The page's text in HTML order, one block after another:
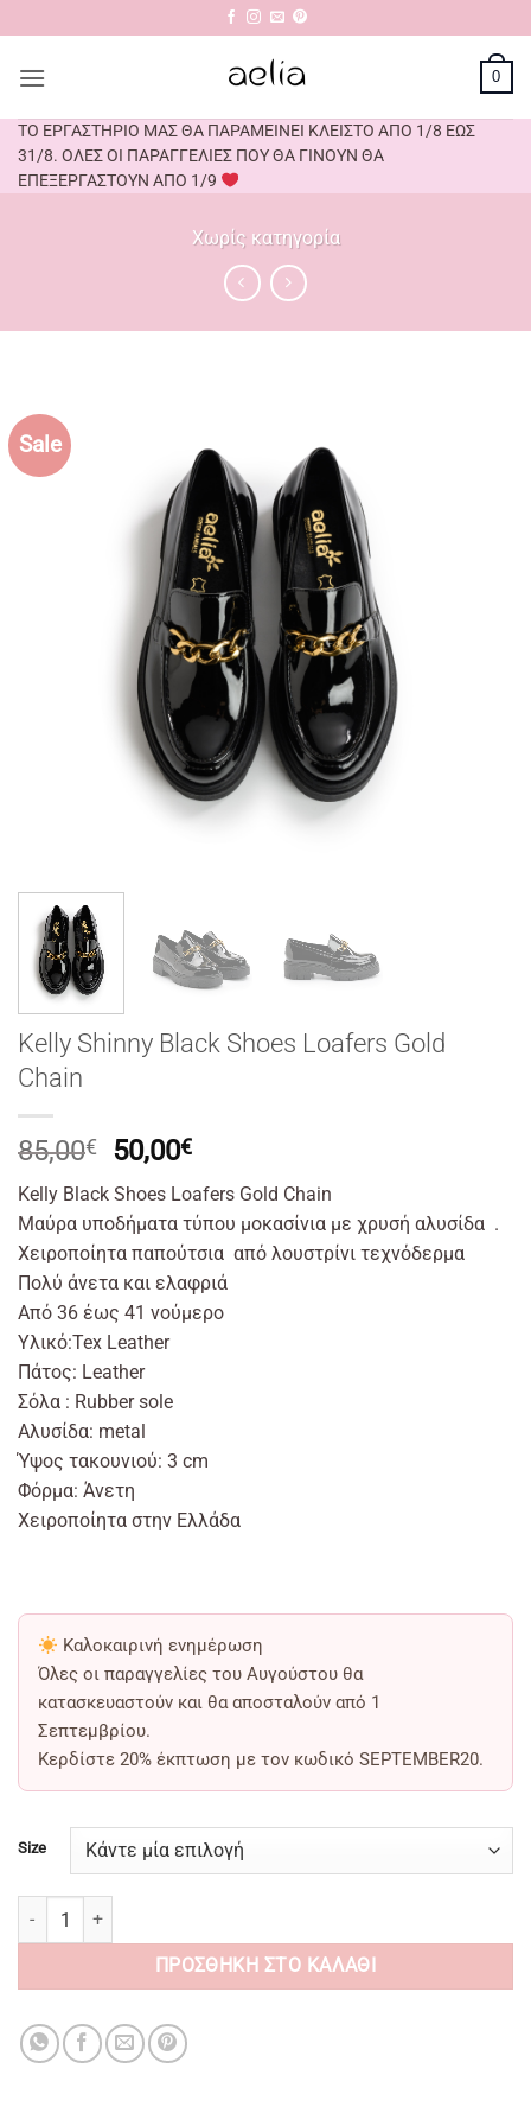
στο
περιεχόμενο
0
ΤΟ ΕΡΓΑΣΤΗΡΙΟ ΜΑΣ ΘΑ ΠΑΡΑΜΕΙΝΕΙ ΚΛΕΙΣΤΟ ΑΠΟ 1/8 ΕΩΣ
31/8. ΟΛΕΣ ΟΙ ΠΑΡΑΓΓΕΛΙΕΣ ΠΟΥ ΘΑ ΓΙΝΟΥΝ ΘΑ
ΕΠΕΞΕΡΓΑΣΤΟΥΝ ΑΠΟ 1/9
Χωρίς κατηγορία
Sale
Kelly Shinny Black Shoes Loafers Gold
Chain
85,00€
Original
was:
85,00€.
50,00€Η
τιμή
είναι:
50,00€.
Kelly Black Shoes Loafers Gold Chain
Μαύρα υποδήματα τύπου μοκασίνια με χρυσή αλυσίδα .
Χειροποίητα παπούτσια από λουστρίνι τεχνόδερμα
Πολύ άνετα και ελαφριά
Από 36 έως 41 νούμερο
Υλικό:Tex Leather
Πάτος: Leather
Σόλα : Rubber sole
Αλυσίδα: metal
Ύψος τακουνιού: 3 cm
Φόρμα: Άνετη
Χειροποίητα στην Ελλάδα
Καλοκαιρινή ενημέρωση
Όλες οι παραγγελίες του Αυγούστου θα
κατασκευαστούν και θα αποσταλούν από 1
Σεπτεμβρίου.
Κερδίστε 20% έκπτωση με τον κωδικό SEPTEMBER20.
Size
Kelly Shinny Black Shoes Loafers Gold Chain ποσότητα
ΠΡΟΣΘΉΚΗ ΣΤΟ ΚΑΛΆΘΙ